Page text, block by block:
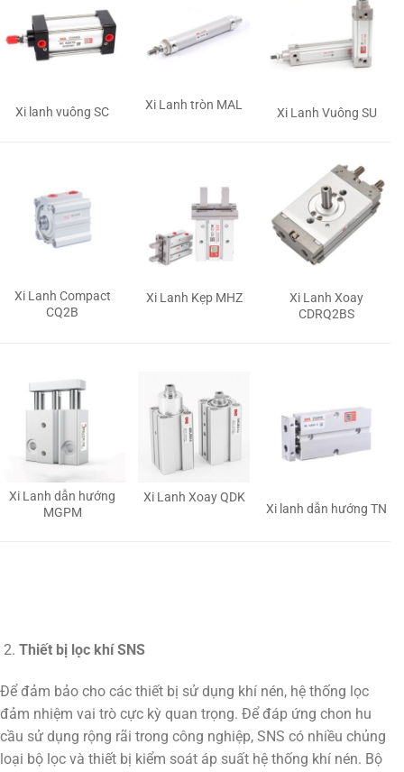
Xi lanh vuông SC Xi Lanh tròn MAL
Xi Lanh Vuông SU
Xi Lanh Compact
CQ2B
Xi Lanh Kẹp MHZ
Xi Lanh Xoay
CDRQ2BS
Xi Lanh dẫn hướng
MGPM
Xi Lanh Xoay QDK
Xi lanh dẫn hướng TN
Thiết bị lọc khí SNS
Để đảm bảo cho các thiết bị sử dụng khí nén, hệ thống lọc
đảm nhiệm vai trò cực kỳ quan trọng. Để đáp ứng chon hu
cầu sử dụng rộng rãi trong công nghiệp, SNS có nhiều chủng
loại bộ lọc và thiết bị kiểm soát áp suất hệ thống khí nén. Bộ